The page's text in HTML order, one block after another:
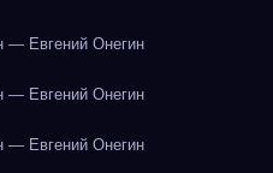
— Евгений Онегин
— Евгений Онегин
— Евгений Онегин